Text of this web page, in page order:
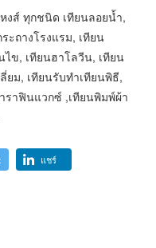
งส์ ทุกชนิด เทียนลอยน้ำ,
ะถางโรงแรม, เทียน
ไข, เทียนฮาโลวีน, เทียน
ม, เทียนรับทำเทียนพิธี,
ราฟินแวกซ์ ,เทียนพิมพ์ผ้า
แชร์